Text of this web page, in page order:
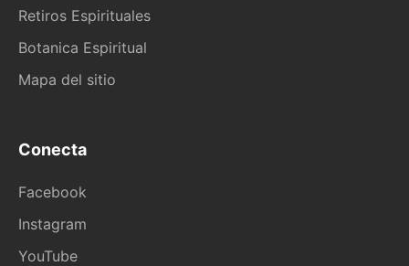
Retiros Espirituales
Botanica Espiritual
Mapa del sitio
Conecta
Facebook
Instagram
YouTube